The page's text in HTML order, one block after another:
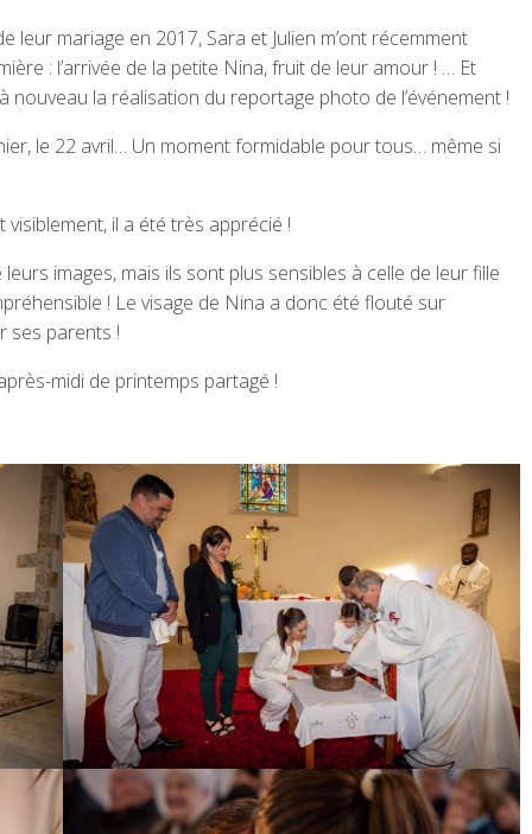
leur mariage en 2017, Sara et Julien m’ont récemment
: l’arrivée de la petite Nina, fruit de leur amour ! … Et
la réalisation du reportage photo de l’événement !
le 22 avril… Un moment formidable pour tous… même si
il a été très apprécié !
images, mais ils sont plus sensibles à celle de leur fille
! Le visage de Nina a donc été flouté sur
ses parents !
midi de printemps partagé !